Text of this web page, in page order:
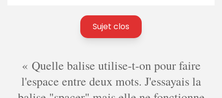
Sujet clos
Quelle balise utilise-t-on pour faire
l'espace entre deux mots. J'essayais la